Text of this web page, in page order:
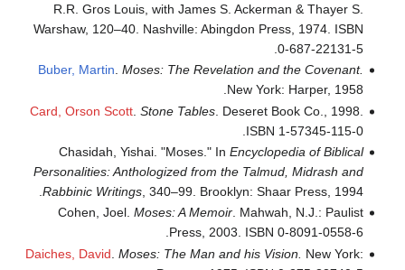
R.R. Gros Louis, with James S. Ackerman & Thayer S.
Warshaw, 120–40. Nashville: Abingdon Press, 1974. ISBN
0-687-22131-5.
Buber, Martin Moses: The Revelation and the Covenant.
New York: Harper, 1958.
Card, Orson Scott. Stone Tables. Deseret Book Co., 1998.
ISBN 1-57345-115-0.
Chasidah, Yishai. "Moses." In Encyclopedia of Biblical
Personalities: Anthologized from the Talmud, Midrash and
Rabbinic Writings, 340–99. Brooklyn: Shaar Press, 1994.
Cohen, Joel. Moses: A Memoir. Mahwah, N.J.: Paulist
Press, 2003. ISBN 0-8091-0558-6.
Daiches, David Moses: The Man and his Vision.
New York: